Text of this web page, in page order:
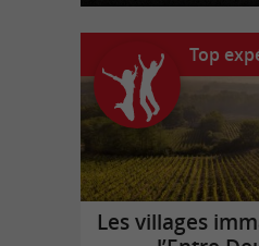
Top
Les villages